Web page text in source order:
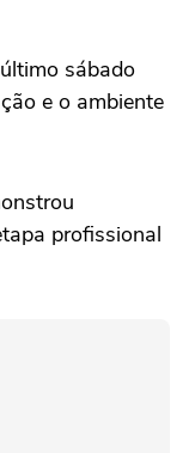
sábado
e o ambiente
profissional